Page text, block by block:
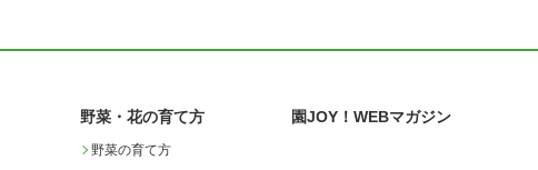
野菜・花の育て方
野菜の育て方
園JOY！WEBマガジン